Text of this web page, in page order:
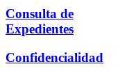
Consulta de
Expedientes
Confidencialidad